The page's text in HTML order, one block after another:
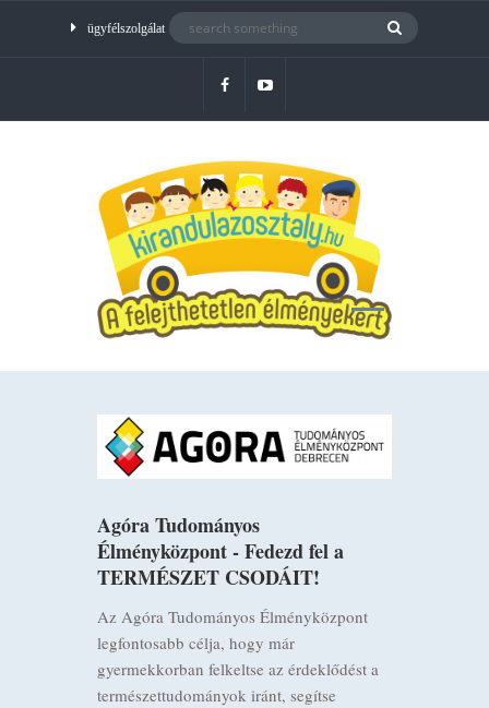
ügyfélszolgálat
Agóra Tudományos
Élményközpont - Fedezd fel a
TERMÉSZET CSODÁIT!
Az Agóra Tudományos Élményközpont
legfontosabb célja, hogy már
gyermekkorban felkeltse az érdeklődést a
természettudományok iránt, segítse